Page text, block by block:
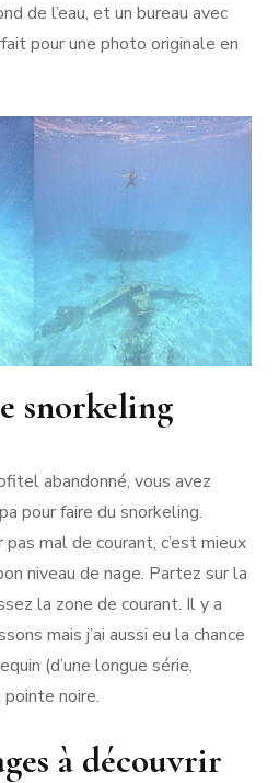
de l’eau, et un bureau avec
pour une photo originale en
snorkeling
abandonné, vous avez
pour faire du snorkeling.
mal de courant, c’est mieux
niveau de nage. Partez sur la
la zone de courant. Il y a
mais j’ai aussi eu la chance
(d’une longue série,
pointe noire.
à découvrir